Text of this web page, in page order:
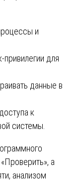
и
для
данные в
к
системы.
а
анализом